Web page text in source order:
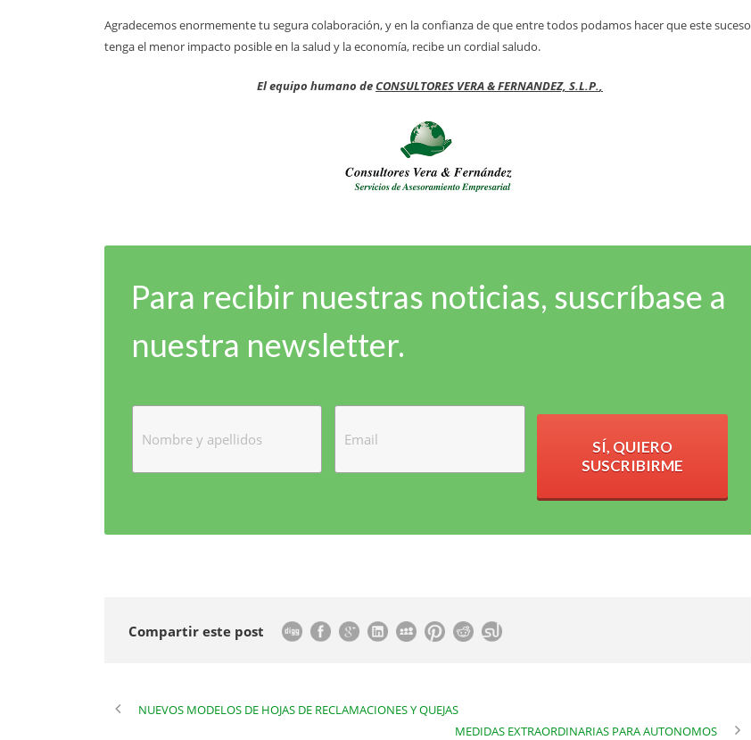
Agradecemos enormemente tu segura colaboración, y en la confianza de que entre todos podamos hacer que este suceso
tenga el menor impacto posible en la salud y la economía, recibe un cordial saludo.
El equipo humano deCONSULTORES VERA & FERNANDEZ, S.L.P.,
Para recibir nuestras noticias, suscríbase a
nuestra newsletter.
SÍ, QUIERO
SUSCRIBIRME
Compartir este post
NUEVOS MODELOS DE HOJAS DE RECLAMACIONES Y QUEJAS
MEDIDAS EXTRAORDINARIAS PARA AUTONOMOS